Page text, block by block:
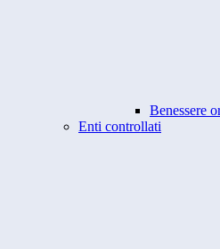
Benessere
Enti controllati